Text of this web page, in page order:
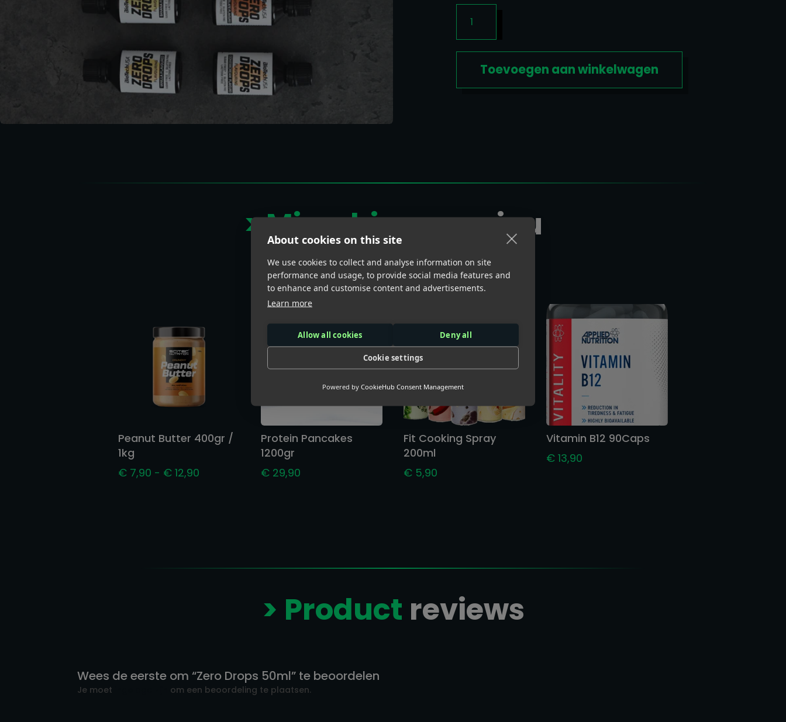
DROPS
50ML
AANTAL
Toevoegen aan winkelwagen
> Misschien voorjou
Gerelateerde producten
Peanut Butter 400gr /
1kg
€7,90 - €12,90Prijsklasse:
Protein Pancakes
1200gr
€29,90
Fit Cooking Spray
200ml
€5,90
Vitamin B12 90Caps
€13,90
> Product reviews
Wees de eerste om “Zero Drops 50ml” te beoordelen
Je moet om een beoordeling te plaatsen.
About cookies on this site
We use cookies to collect and analyse information on site
performance and usage, to provide social media features and
to enhance and customise content and advertisements.
Learn more
Allow all cookies Deny all
Cookie settings
Powered by CookieHub Consent Management